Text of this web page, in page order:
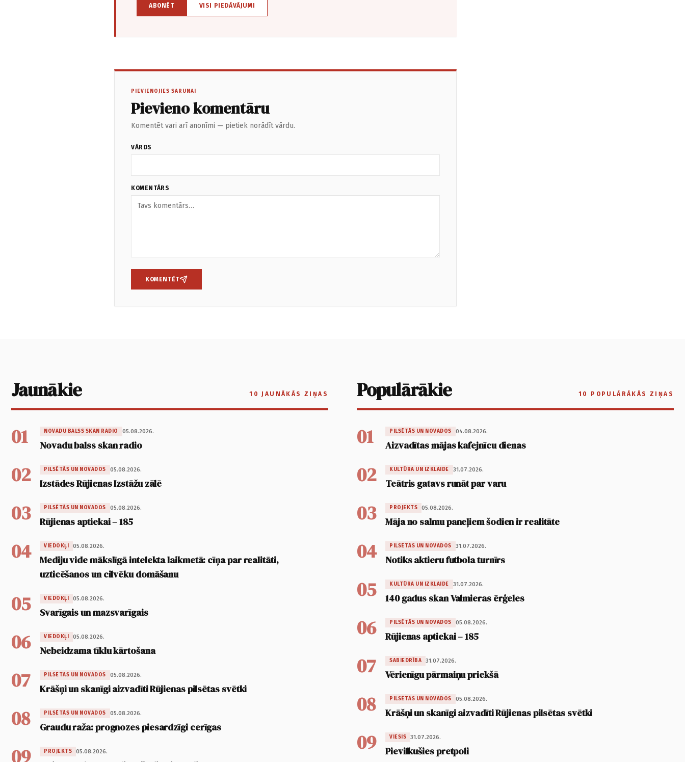
ABONĒT VISI PIEDĀVĀJUMI
PIEVIENOJIES SARUNAI
Pievieno komentāru
Komentēt vari arī anonīmi — pietiek norādīt vārdu.
VĀRDS
KOMENTĀRS
KOMENTĒT
Jaunākie 10 JAUNĀKĀS ZIŅAS
01 NOVADU BALSS SKAN RADIO 05.08.2026.
Novadu balss skan radio
02 PILSĒTĀS UN NOVADOS 05.08.2026.
Izstādes Rūjienas Izstāžu zālē
03 PILSĒTĀS UN NOVADOS 05.08.2026.
Rūjienas aptiekai – 185
04 VIEDOKĻI 05.08.2026.
Mediju vide mākslīgā intelekta laikmetā: cīņa par realitāti,
uzticēšanos un cilvēku domāšanu
05 VIEDOKĻI 05.08.2026.
Svarīgais un mazsvarīgais
06 VIEDOKĻI 05.08.2026.
Nebeidzama tīklu kārtošana
07 PILSĒTĀS UN NOVADOS 05.08.2026.
Krāšņi un skanīgi aizvadīti Rūjienas pilsētas svētki
08 PILSĒTĀS UN NOVADOS 05.08.2026.
Graudu raža: prognozes piesardzīgi cerīgas
09 PROJEKTS 05.08.2026.
Populārākie 10 POPULĀRĀKĀS ZIŅAS
01 PILSĒTĀS UN NOVADOS 04.08.2026.
Aizvadītas mājas kafejnīcu dienas
02 KULTŪRA UN IZKLAIDE 31.07.2026.
Teātris gatavs runāt par varu
03 PROJEKTS 05.08.2026.
Māja no salmu paneļiem šodien ir realitāte
04 PILSĒTĀS UN NOVADOS 31.07.2026.
Notiks aktieru futbola turnīrs
05 KULTŪRA UN IZKLAIDE 31.07.2026.
140 gadus skan Valmieras ērģeles
06 PILSĒTĀS UN NOVADOS 05.08.2026.
Rūjienas aptiekai – 185
07 SABIEDRĪBA 31.07.2026.
Vērienīgu pārmaiņu priekšā
08 PILSĒTĀS UN NOVADOS 05.08.2026.
Krāšņi un skanīgi aizvadīti Rūjienas pilsētas svētki
09 VIESIS 31.07.2026.
Pievilkušies pretpoli